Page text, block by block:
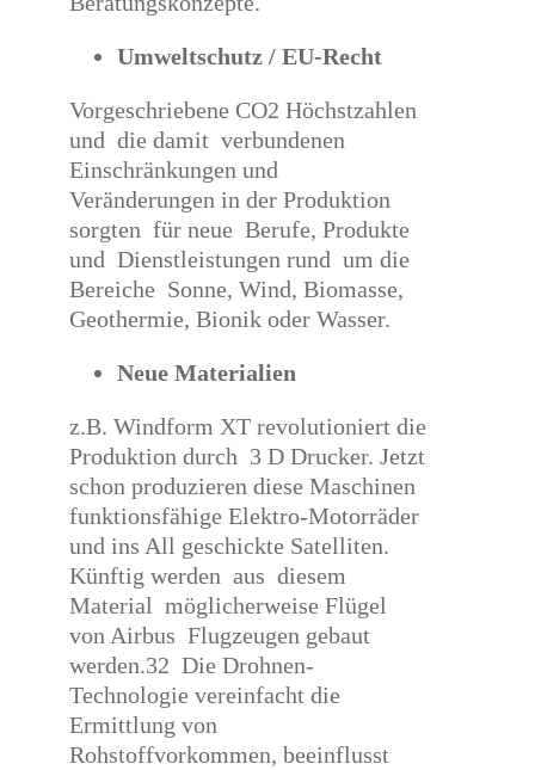
Umweltschutz / EU-Recht
Vorgeschriebene CO2 Höchstzahlen
und die damit verbundenen
Einschränkungen und
Veränderungen in der Produktion
sorgten für neue Berufe, Produkte
und Dienstleistungen rund um die
Bereiche Sonne, Wind, Biomasse,
Geothermie, Bionik oder Wasser.
Neue Materialien
z.B. Windform XT revolutioniert die
Produktion durch 3 D Drucker. Jetzt
schon produzieren diese Maschinen
funktionsfähige Elektro-Motorräder
und ins All geschickte Satelliten.
Künftig werden aus diesem
Material möglicherweise Flügel
von Airbus Flugzeugen gebaut
werden.32 Die Drohnen-
Technologie vereinfacht die
Ermittlung von
Rohstoffvorkommen, beeinflusst